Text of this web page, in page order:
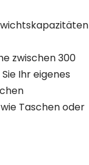
zwischen 300
Ihr eigenes
Taschen oder